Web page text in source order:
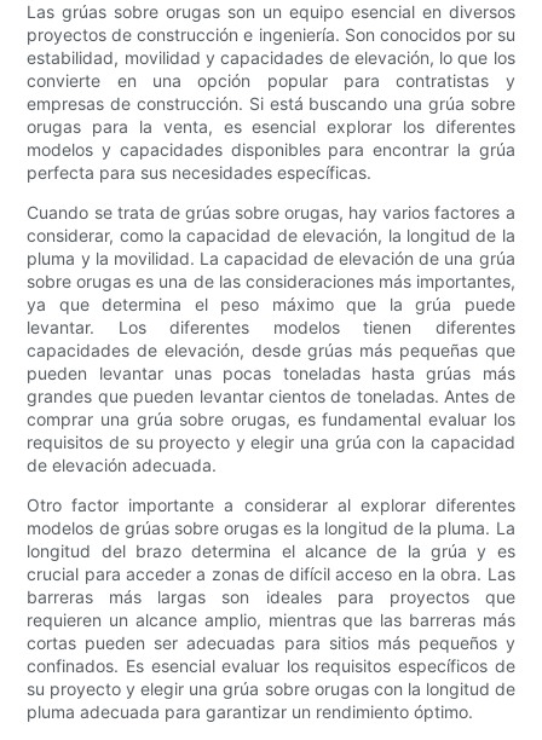
Las grúas sobre orugas son un equipo esencial en diversos
proyectos de construcción e ingeniería. Son conocidos por su
estabilidad, movilidad y capacidades de elevación, lo que los
convierte en una opción popular para contratistas y
empresas de construcción. Si está buscando una grúa sobre
orugas para la venta, es esencial explorar los diferentes
modelos y capacidades disponibles para encontrar la grúa
perfecta para sus necesidades específicas.
Cuando se trata de grúas sobre orugas, hay varios factores a
considerar, como la capacidad de elevación, la longitud de la
pluma y la movilidad. La capacidad de elevación de una grúa
sobre orugas es una de las consideraciones más importantes,
ya que determina el peso máximo que la grúa puede
levantar. Los diferentes modelos tienen diferentes
capacidades de elevación, desde grúas más pequeñas que
pueden levantar unas pocas toneladas hasta grúas más
grandes que pueden levantar cientos de toneladas. Antes de
comprar una grúa sobre orugas, es fundamental evaluar los
requisitos de su proyecto y elegir una grúa con la capacidad
de elevación adecuada.
Otro factor importante a considerar al explorar diferentes
modelos de grúas sobre orugas es la longitud de la pluma. La
longitud del brazo determina el alcance de la grúa y es
crucial para acceder a zonas de difícil acceso en la obra. Las
barreras más largas son ideales para proyectos que
requieren un alcance amplio, mientras que las barreras más
cortas pueden ser adecuadas para sitios más pequeños y
confinados. Es esencial evaluar los requisitos específicos de
su proyecto y elegir una grúa sobre orugas con la longitud de
pluma adecuada para garantizar un rendimiento óptimo.